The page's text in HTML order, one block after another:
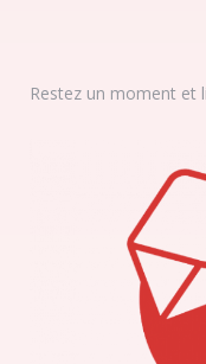
Restez un moment et